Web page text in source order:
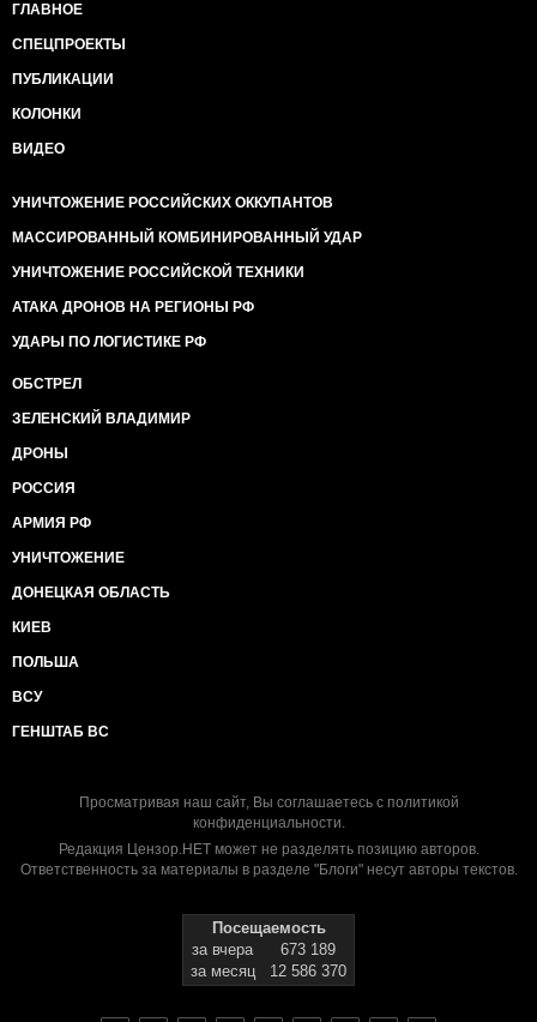
ГЛАВНОЕ
СПЕЦПРОЕКТЫ
ПУБЛИКАЦИИ
КОЛОНКИ
ВИДЕО
УНИЧТОЖЕНИЕ РОССИЙСКИХ ОККУПАНТОВ
МАССИРОВАННЫЙ КОМБИНИРОВАННЫЙ УДАР
УНИЧТОЖЕНИЕ РОССИЙСКОЙ ТЕХНИКИ
АТАКА ДРОНОВ НА РЕГИОНЫ РФ
УДАРЫ ПО ЛОГИСТИКЕ РФ
ОБСТРЕЛ
ЗЕЛЕНСКИЙ ВЛАДИМИР
ДРОНЫ
РОССИЯ
АРМИЯ РФ
УНИЧТОЖЕНИЕ
ДОНЕЦКАЯ ОБЛАСТЬ
КИЕВ
ПОЛЬША
ВСУ
ГЕНШТАБ ВС
Просматривая наш сайт, Вы соглашаетесь с политикой
конфиденциальности.
Редакция Цензор.НЕТ может не разделять позицию авторов.
Ответственность за материалы в разделе "Блоги" несут авторы текстов.
Посещаемость
за вчера
673 189
за месяц
12 586 370